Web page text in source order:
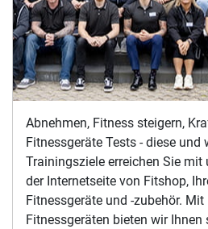
Abnehmen, Fitness steigern,
Fitnessgeräte Tests - diese und
Trainingsziele erreichen Sie
der Internetseite von Fitshop,
Fitnessgeräte und -zubehör.
Fitnessgeräten bieten wir